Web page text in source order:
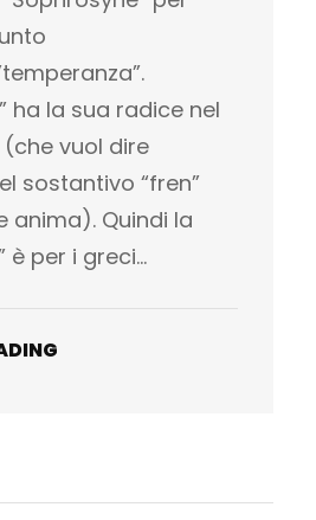
ha la sua radice nel
(che vuol dire
sostantivo “fren”
anima). Quindi la
è per i greci…